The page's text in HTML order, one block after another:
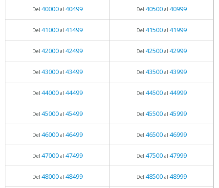
Del 40000al 40499 Del 40500al 40999
Del 41000al 41499 Del 41500al 41999
Del 42000al 42499 Del 42500al 42999
Del 43000al 43499 Del 43500al 43999
Del 44000al 44499 Del 44500al 44999
Del 45000al 45499 Del 45500al 45999
Del 46000al 46499 Del 46500al 46999
Del 47000al 47499 Del 47500al 47999
Del 48000al 48499 Del 48500al 48999